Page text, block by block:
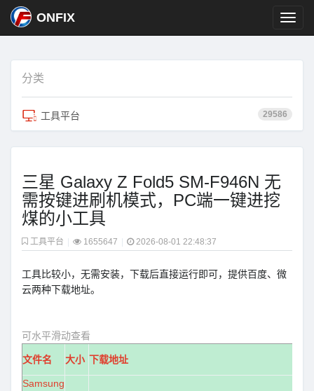
ONFIX
分类
29586
工具平台
三星 Galaxy Z Fold5 SM-F946N 无
需按键进刷机模式，PC端一键进挖
煤的小工具
工具平台 1655647 2026-08-01 22:48:37
工具比较小，无需安装，下载后直接运行即可，提供百度、微
云两种下载地址。
可水平滑动查看
文件名 大小 下载地址
Samsung